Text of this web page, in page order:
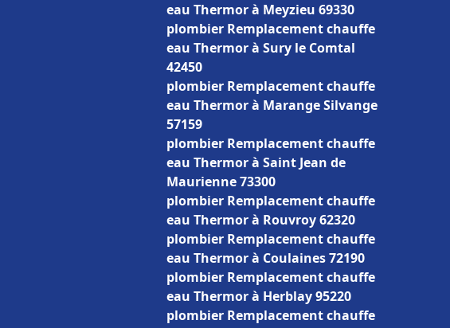
eau Thermor à Meyzieu 69330
plombier Remplacement chauffe
eau Thermor à Sury le Comtal
42450
plombier Remplacement chauffe
eau Thermor à Marange Silvange
57159
plombier Remplacement chauffe
eau Thermor à Saint Jean de
Maurienne 73300
plombier Remplacement chauffe
eau Thermor à Rouvroy 62320
plombier Remplacement chauffe
eau Thermor à Coulaines 72190
plombier Remplacement chauffe
eau Thermor à Herblay 95220
plombier Remplacement chauffe